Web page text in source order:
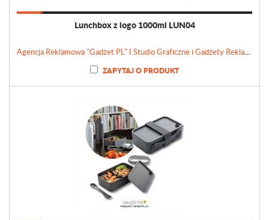
Lunchbox z logo 1000ml LUN04
Agencja Reklamowa "Gadżet PL" I Studio Graficzne i Gadżety Reklamowe
ZAPYTAJ O PRODUKT